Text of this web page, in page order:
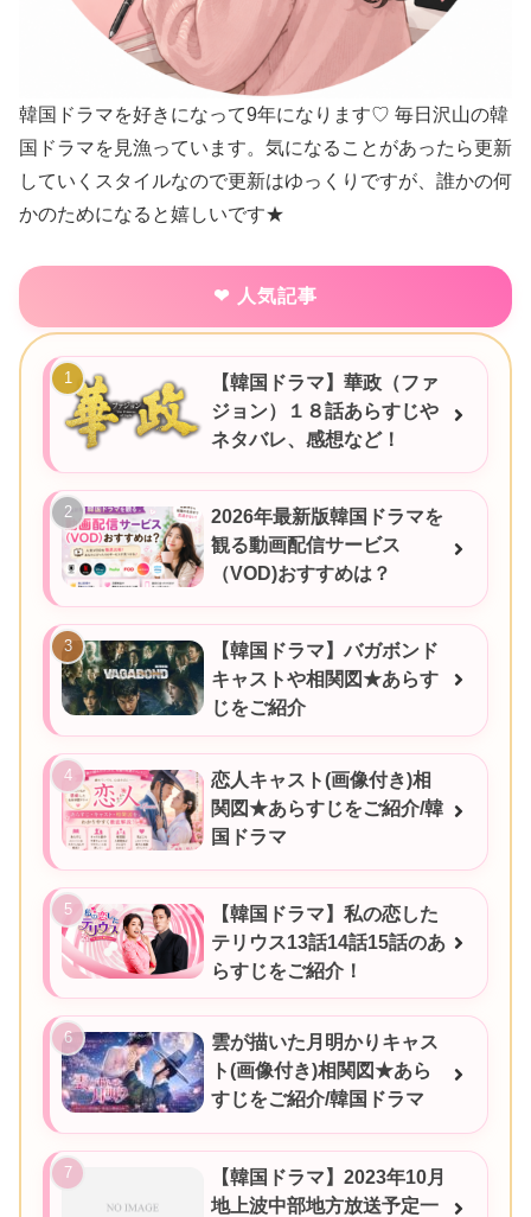
韓国ドラマを好きになって9年になります♡ 毎日沢山の韓
国ドラマを見漁っています。気になることがあったら更新
していくスタイルなので更新はゆっくりですが、誰かの何
かのためになると嬉しいです★
人気記事
【韓国ドラマ】華政（ファ
ジョン）１８話あらすじや
ネタバレ、感想など！
2026年最新版韓国ドラマを
観る動画配信サービス
（VOD)おすすめは？
【韓国ドラマ】バガボンド
キャストや相関図★あらす
じをご紹介
恋人キャスト(画像付き)相
関図★あらすじをご紹介/韓
国ドラマ
【韓国ドラマ】私の恋した
テリウス13話14話15話のあ
らすじをご紹介！
雲が描いた月明かりキャス
ト(画像付き)相関図★あら
すじをご紹介/韓国ドラマ
【韓国ドラマ】2023年10月
地上波中部地方放送予定一